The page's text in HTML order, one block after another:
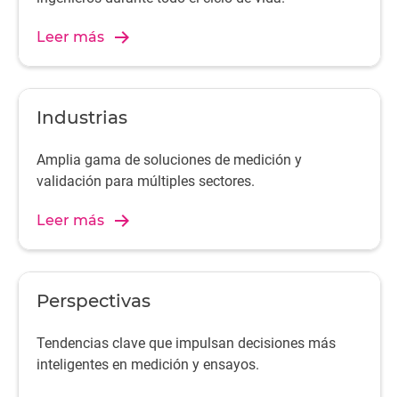
Leer más
Industrias
Amplia gama de soluciones de medición y
validación para múltiples sectores.
Leer más
Perspectivas
Tendencias clave que impulsan decisiones más
inteligentes en medición y ensayos.